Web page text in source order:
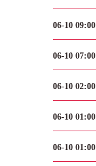
06-10 09:00
06-10 07:00
06-10 02:00
06-10 01:00
06-10 01:00